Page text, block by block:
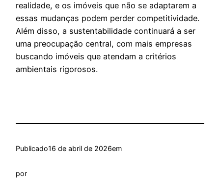
realidade, e os imóveis que não se adaptarem a
essas mudanças podem perder competitividade.
Além disso, a sustentabilidade continuará a ser
uma preocupação central, com mais empresas
buscando imóveis que atendam a critérios
ambientais rigorosos.
Publicado16 de abril de 2026em
por